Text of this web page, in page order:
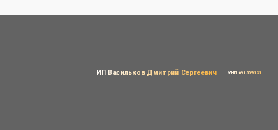
ИП Васильков Дмитрий Сергеевич УНП 691509131